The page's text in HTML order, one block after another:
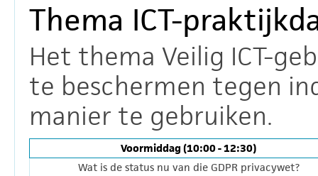
Thema ICT-
Het thema Veilig ICT-
te beschermen tegen
manier te gebruiken.
Voormiddag (10:00 - 12:30)
Wat is de status nu van die GDPR privacywet?